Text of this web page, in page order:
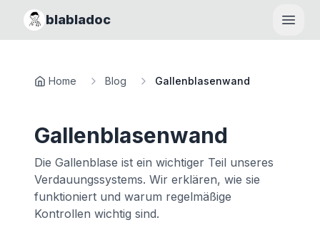
blabladoc
Home Blog Gallenblasenwand
Gallenblasenwand
Die Gallenblase ist ein wichtiger Teil unseres
Verdauungssystems. Wir erklären, wie sie
funktioniert und warum regelmäßige
Kontrollen wichtig sind.